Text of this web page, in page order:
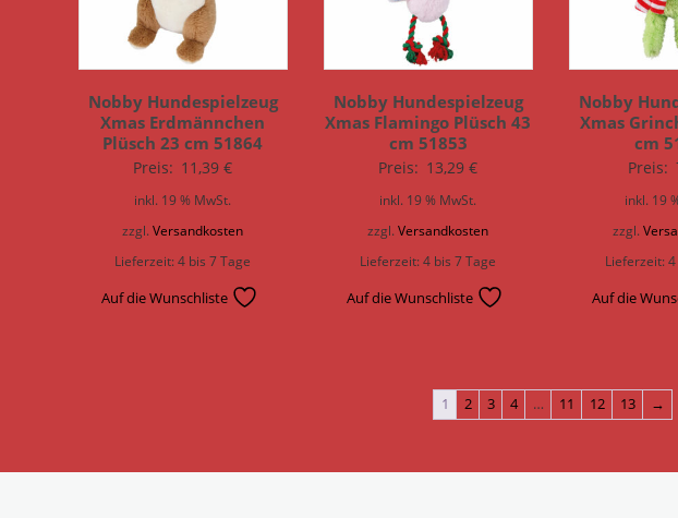
Nobby Hundespielzeug
Xmas Erdmännchen
Plüsch 23 cm 51864
Preis: 11,39€
inkl. 19 % MwSt.
zzgl.Versandkosten
Lieferzeit:4 bis 7 Tage
Auf die Wunschliste
Nobby Hundespielzeug
Xmas Flamingo Plüsch 43
cm 51853
Preis: 13,29€
inkl. 19 % MwSt.
zzgl.Versandkosten
Lieferzeit:4 bis 7 Tage
Auf die Wunschliste
Nobby
Xmas
cm
Preis:
inkl. 19
zzgl.
Lieferzeit:
Auf die
1 2 3 4 … 11 12 13 →